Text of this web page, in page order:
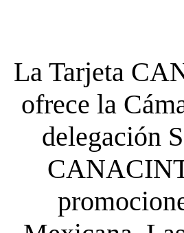
La Tarjeta
ofrece la
delegación